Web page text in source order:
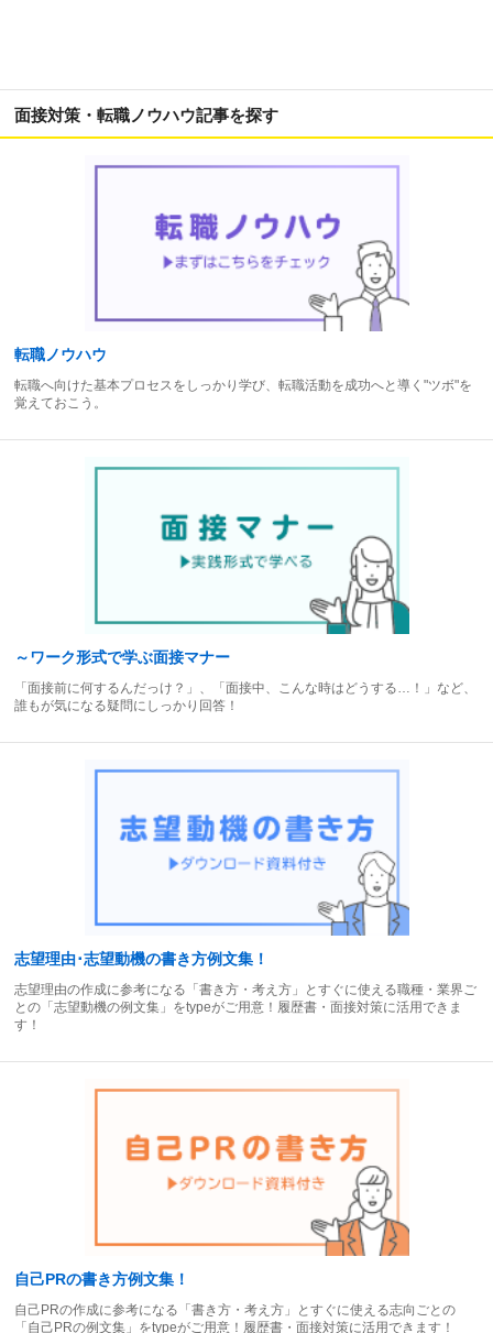
面接対策・転職ノウハウ記事を探す
転職ノウハウ
転職へ向けた基本プロセスをしっかり学び、転職活動を成功へと導く"ツボ"を
覚えておこう。
～ワーク形式で学ぶ面接マナー
「面接前に何するんだっけ？」、「面接中、こんな時はどうする…！」など、
誰もが気になる疑問にしっかり回答！
志望理由･志望動機の書き方例文集！
志望理由の作成に参考になる「書き方・考え方」とすぐに使える職種・業界ご
との「志望動機の例文集」をtypeがご用意！履歴書・面接対策に活用できま
す！
自己PRの書き方例文集！
自己PRの作成に参考になる「書き方・考え方」とすぐに使える志向ごとの
「自己PRの例文集」をtypeがご用意！履歴書・面接対策に活用できます！